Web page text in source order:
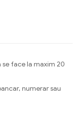
se face la maxim 20
numerar sau